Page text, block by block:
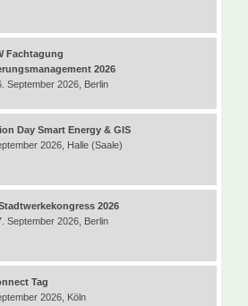
Fachtagung
2026
September 2026, Berlin
Day Smart Energy & GIS
2026, Halle (Saale)
2026
September 2026, Berlin
Tag
2026, Köln